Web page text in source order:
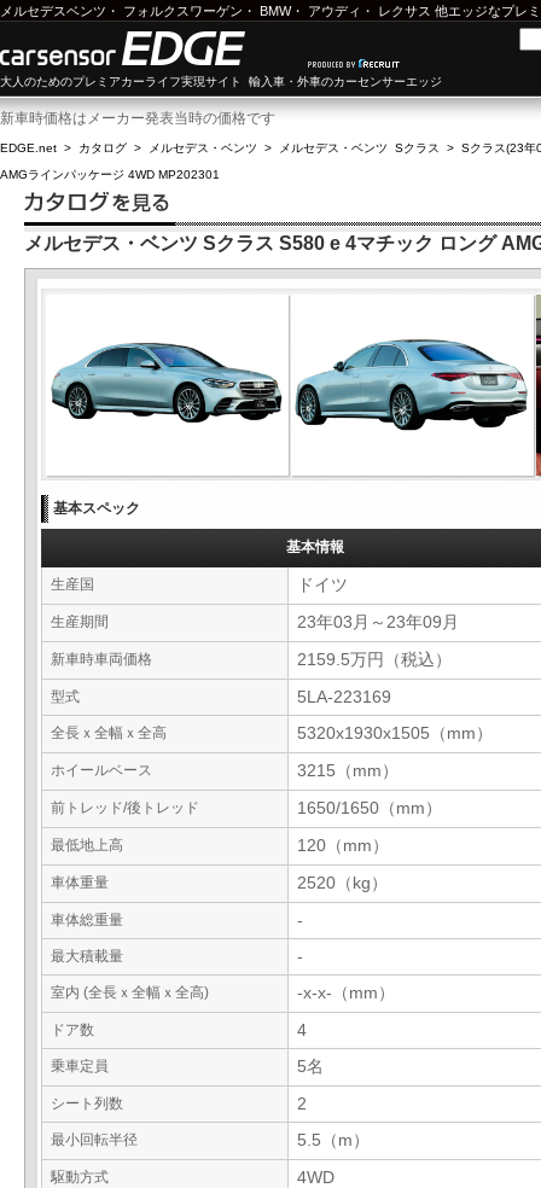
メルセデスベンツ ・ フォルクスワーゲン ・ BMW・ アウディ ・ レクサス 他エッジなプレ
大人のためのプレミアカーライフ実現サイト 輸入車・外車のカーセンサーエッジ
新車時価格はメーカー発表当時の価格です
EDGE.net > カタログ > メルセデス・ベンツ > メルセデス・ベンツ Sクラス > Sクラス(23年
AMGラインパッケージ 4WD MP202301
メルセデス・ベンツ Sクラス S580 e 4マチック ロング
基本スペック
基本情報
生産国 ドイツ
生産期間 23年03月～23年09月
新車時車両価格 2159.5万円（税込）
型式 5LA-223169
全長ｘ全幅ｘ全高 5320x1930x1505（mm）
ホイールベース 3215（mm）
前トレッド/後トレッド 1650/1650（mm）
最低地上高 120（mm）
車体重量 2520（kg）
車体総重量 -
最大積載量 -
室内 (全長ｘ全幅ｘ全高) -x-x-（mm）
ドア数 4
乗車定員 5名
シート列数 2
最小回転半径 5.5（m）
駆動方式 4WD